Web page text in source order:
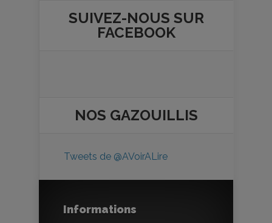
SUIVEZ-NOUS SUR
FACEBOOK
NOS GAZOUILLIS
Tweets de @AVoirALire
Informations